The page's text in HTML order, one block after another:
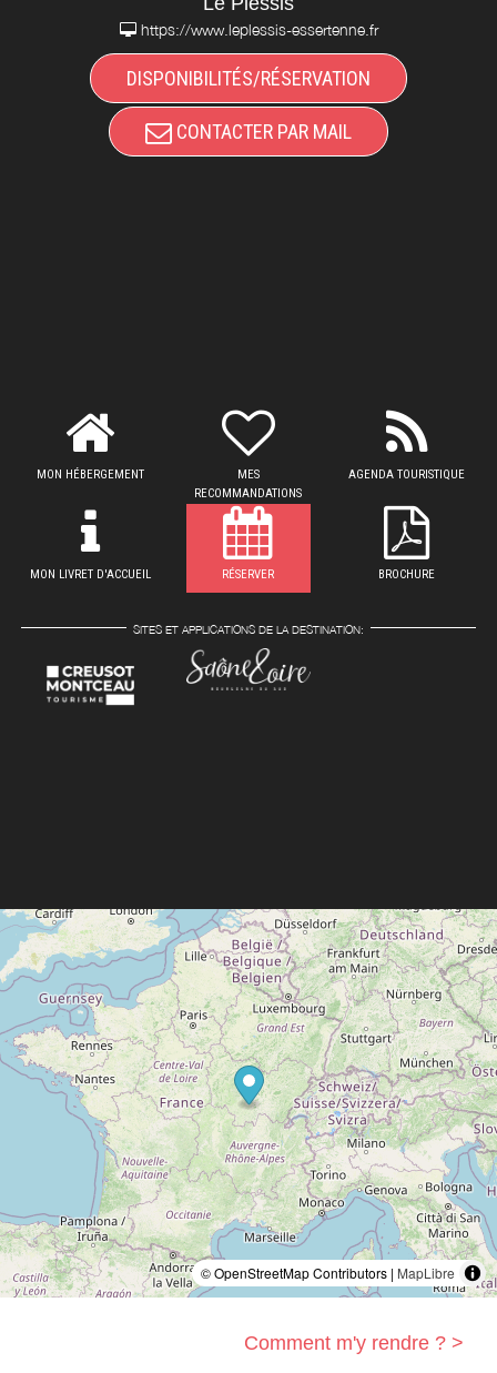
https://www.leplessis-essertenne.fr
DISPONIBILITÉS/RÉSERVATION
CONTACTER PAR MAIL
MON HÉBERGEMENT
MES
RECOMMANDATIONS
AGENDA TOURISTIQUE
MON LIVRET D'ACCUEIL RÉSERVER BROCHURE
SITES ET APPLICATIONS DE LA DESTINATION:
© OpenStreetMap Contributors | MapLibre
Comment m'y rendre ? >